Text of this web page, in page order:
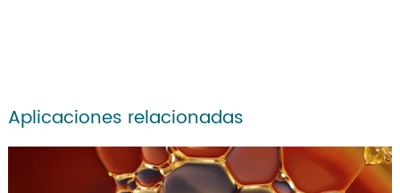
Aplicaciones relacionadas